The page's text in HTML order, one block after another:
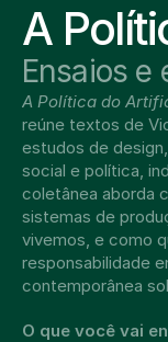
A
Ensaios e
A Política do
reúne textos de
estudos de
social e política,
coletânea aborda
sistemas de
vivemos, e como
responsabilidade
contemporânea
O que você vai